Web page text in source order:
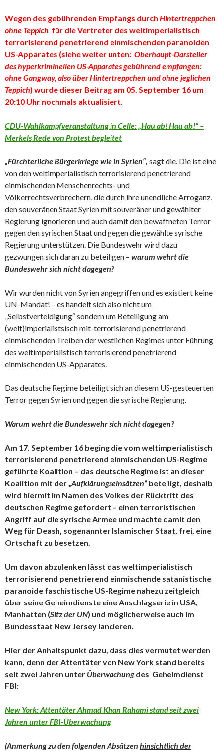
Wegen des gebührenden Empfangs durch Hintertreppchen
ohne Teppich für die Vertreter des weltimperialistisch
terrorisierend penetrierend einmischenden paranoiden
US-Apparates (siehe weiter unten: Oberhaupt-Darsteller
des hyperkriminellen US-Apparates gebührend empfangen:
ohne Gangway, also über Hintertreppchen und ohne jeglichen
Teppich) wurde dieser Beitrag am 05. September 16 um
20:10 Uhr nochmals aktualisiert.
CDU-Wahlkampfveranstaltung in Celle: „Hau ab! Hau ab!“ –
Merkels Rede von Protest begleitet
„Fürchterliche Bürgerkriege wie in Syrien“, sagt die. Die ist eine
von den weltimperialistisch terrorisierend penetrierend
einmischenden Menschenrechts- und
Völkerrechtsverbrechern, die durch ihre unendliche Arroganz,
den souveränen Staat Syrien mit souveräner und gewählter
Regierung ignorieren und auch damit den bewaffneten Terror
gegen den syrischen Staat und gegen die gewählte syrische
Regierung unterstützen. Die Bundeswehr wird dazu
gezwungen sich daran zu beteiligen – warum wehrt die
Bundeswehr sich nicht dagegen?
Wir wurden nicht von Syrien angegriffen und es existiert keine
UN-Mandat! – es handelt sich also nicht um
„Selbstverteidigung“ sondern um Beteiligung am
(welt)imperialistsisch mit-terrorisierend penetrierend
einmischenden Treiben der westlichen Regimes unter Führung
des weltimperialistisch terrorisierend penetrierend
einmischenden US-Apparates.
Das deutsche Regime beteiligt sich an diesem US-gesteuerten
Terror gegen Syrien und gegen die syrische Regierung.
Warum wehrt die Bundeswehr sich nicht dagegen?
Am 17. September 16 beging die vom weltimperialistisch
terrorisierend penetrierend einmischenden US-Regime
geführte Koalition – das deutsche Regime ist an dieser
Koalition mit der „Aufklärungseinsätzen“ beteiligt, deshalb
wird hiermit im Namen des Volkes der Rücktritt des
deutschen Regime gefordert – einen terroristischen
Angriff auf die syrische Armee und machte damit den
Weg für Deash, sogenannter Islamischer Staat, frei, eine
Ortschaft zu besetzen.
Um davon abzulenken lässt das weltimperialistisch
terrorisierend penetrierend einmischende satanistische
paranoide faschistische US-Regime nahezu zeitgleich
über seine Geheimdienste eine Anschlagserie in USA,
Manhatten (Sitz der UN) und möglicherweise auch im
Bundesstaat New Jersey lancieren.
Hier der Anhaltspunkt dazu, dass dies vermutet werden
kann, denn der Attentäter von New York stand bereits
seit zwei Jahren unter Überwachung des Geheimdienst
FBI:
New York: Attentäter Ahmad Khan Rahami stand seit zwei
Jahren unter FBI-Überwachung
(Anmerkung zu den folgenden Absätzen hinsichtlich der